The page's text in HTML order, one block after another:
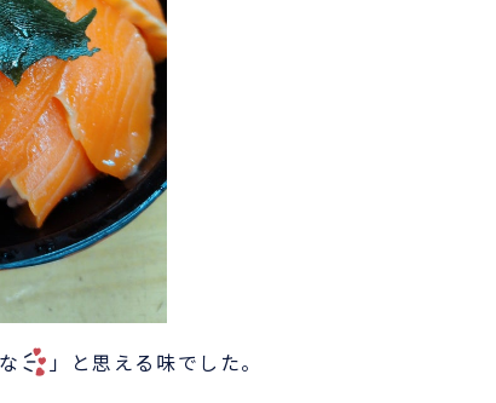
」と思える味でした。